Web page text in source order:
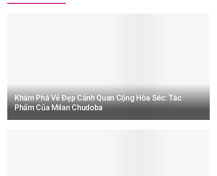
Khám Phá Vẻ Đẹp Cảnh Quan Cộng Hòa Séc: Tác
Phẩm Của Milan Chudoba